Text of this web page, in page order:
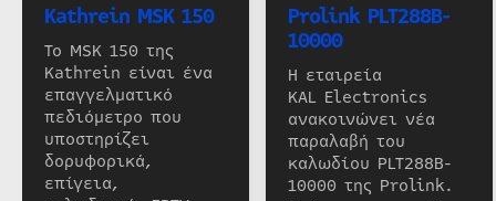
Kathrein MSK 150
Το MSK 150 της
Kathrein είναι ένα
επαγγελματικό
πεδιόμετρο που
υποστηρίζει
δορυφορικά,
επίγεια,
Prolink PLT288B-
10000
Η εταιρεία
KAL Electronics
ανακοινώνει νέα
παραλαβή του
καλωδίου PLT288B-
10000 της Prolink.